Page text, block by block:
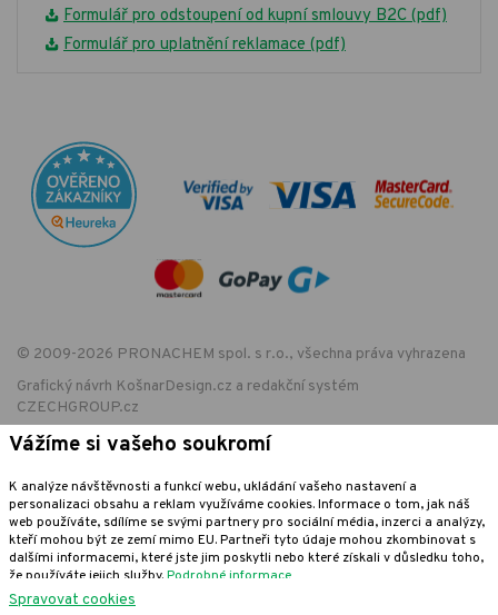
Formulář pro odstoupení od kupní smlouvy B2C (pdf)
Formulář pro uplatnění reklamace (pdf)
© 2009-2026 PRONACHEM spol. s r.o., všechna práva vyhrazena
Grafický návrh KošnarDesign.cz a redakční systém
CZECHGROUP.cz
EET - označení provozovny:
Podle zákona o evidenci tržeb je prodávající povinen vystavit kupujícímu
účtenku. Zároveň je povinen zaevidovat přijatou tržbu u správce daně
online; v případě technického výpadku pak nejpozději do 48 hodin.
Vážíme si vašeho soukromí
K analýze návštěvnosti a funkcí webu, ukládání vašeho nastavení a
personalizaci obsahu a reklam využíváme cookies. Informace o tom, jak náš
web používáte, sdílíme se svými partnery pro sociální média, inzerci a analýzy,
kteří mohou být ze zemí mimo EU. Partneři tyto údaje mohou zkombinovat s
dalšími informacemi, které jste jim poskytli nebo které získali v důsledku toho,
že používáte jejich služby.Podrobné informace
Spravovat cookies